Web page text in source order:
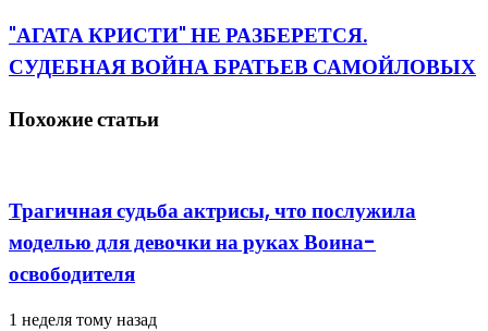
"АГАТА КРИСТИ" НЕ РАЗБЕРЕТСЯ.
СУДЕБНАЯ ВОЙНА БРАТЬЕВ САМОЙЛОВЫХ
Похожие статьи
Трагичная судьба актрисы, что послужила
моделью для девочки на руках Воина-
освободителя
1 неделя тому назад